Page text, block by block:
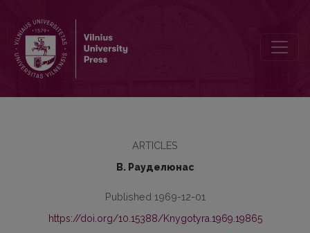
ARTICLES
В. Рауделюнас
Published 1969-12-01
https://doi.org/10.15388/Knygotyra.1969.19865